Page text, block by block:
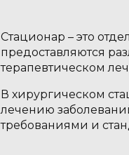
Стационар – это
предоставляются
терапевтическом
В хирургическом
лечению
требованиями и